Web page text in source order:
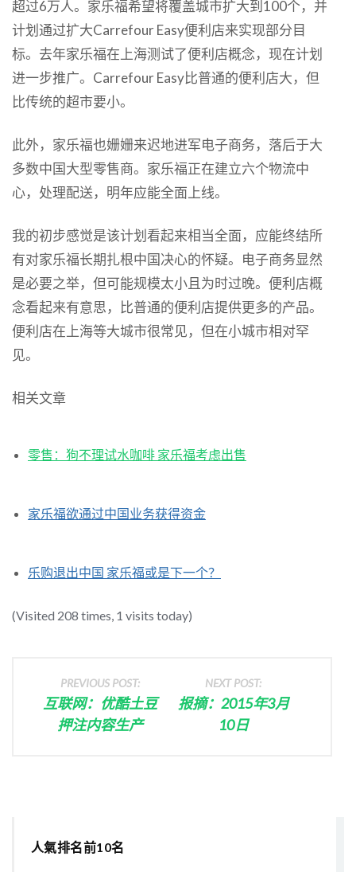
超过6万人。家乐福希望将覆盖城市扩大到100个，并
计划通过扩大Carrefour Easy便利店来实现部分目
标。去年家乐福在上海测试了便利店概念，现在计划
进一步推广。Carrefour Easy比普通的便利店大，但
比传统的超市要小。
此外，家乐福也姗姗来迟地进军电子商务，落后于大
多数中国大型零售商。家乐福正在建立六个物流中
心，处理配送，明年应能全面上线。
我的初步感觉是该计划看起来相当全面，应能终结所
有对家乐福长期扎根中国决心的怀疑。电子商务显然
是必要之举，但可能规模太小且为时过晚。便利店概
念看起来有意思，比普通的便利店提供更多的产品。
便利店在上海等大城市很常见，但在小城市相对罕
见。
相关文章
零售：狗不理试水咖啡 家乐福考虑出售
家乐福欲通过中国业务获得资金
乐购退出中国 家乐福或是下一个？
(Visited 208 times, 1 visits today)
PREVIOUS POST:
互联网：优酷土豆
押注内容生产
NEXT POST:
报摘：2015年3月
10日
人氣排名前10名